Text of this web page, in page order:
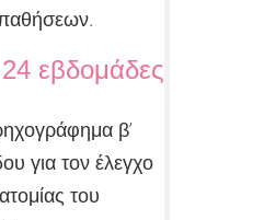
εβδομάδες
β’
για τον έλεγχο
του